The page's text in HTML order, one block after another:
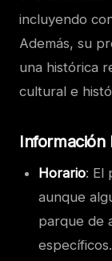
incluyendo
Además, su
una histórica
cultural e
Información
Horario: El
aunque
parque de
específicos.